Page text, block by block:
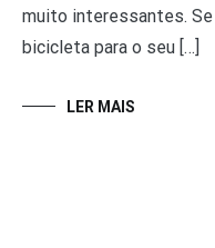
muito interessantes.
bicicleta para o seu […]
LER MAIS